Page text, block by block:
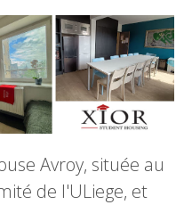
Avroy, située au
de l'ULiege, et